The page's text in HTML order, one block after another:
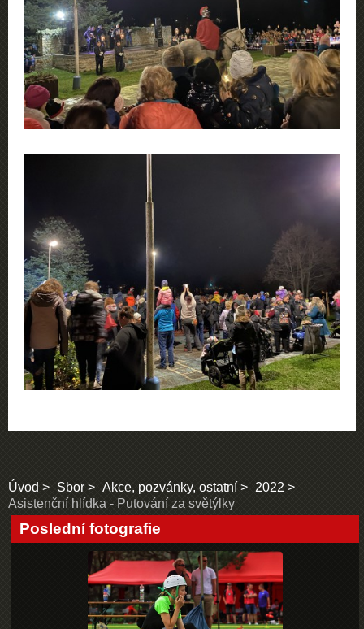
Úvod Sbor Akce, pozvánky, ostatní
2022
Asistenční hlídka - Putování za světýlky
Poslední fotografie